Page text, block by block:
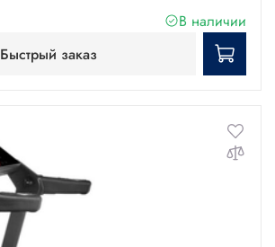
В наличии
Быстрый заказ